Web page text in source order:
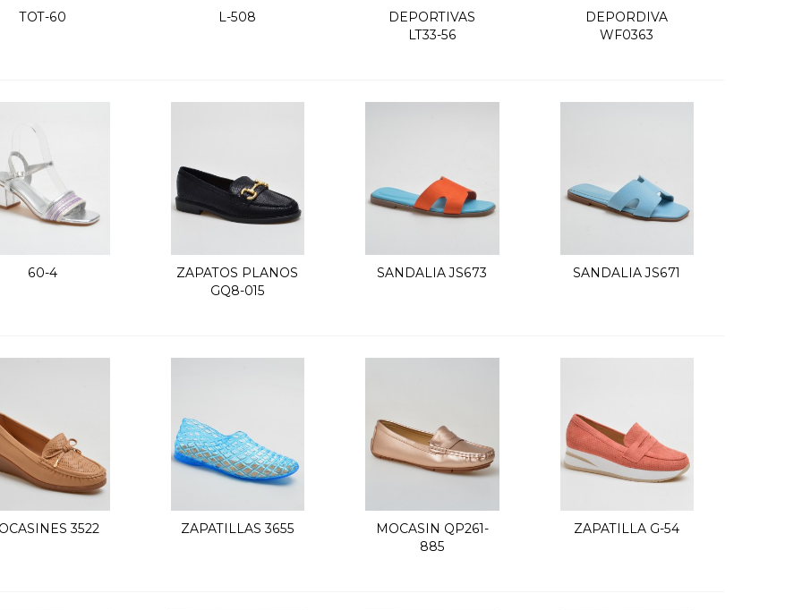
Vista rápida
TOT-60 Vista rápida
L-508 Vista rápida
DEPORTIVAS
LT33-56
Vista rápida
DEPORDIVA
WF0363
Vista rápida
60-4 Vista rápida
ZAPATOS PLANOS
GQ8-015
Vista rápida
SANDALIA JS673 Vista rápida
SANDALIA JS671
Vista rápida3522 Vista rápida
ZAPATILLAS 3655 Vista rápida
MOCASIN QP261-
885
Vista rápida
ZAPATILLA G-54